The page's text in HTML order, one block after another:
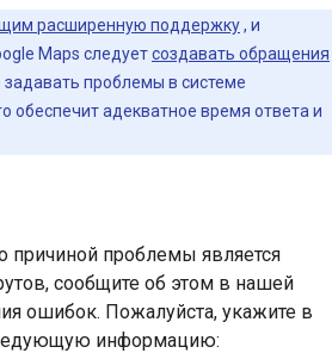
расширенную поддержку, и
Maps следуетсоздавать обращения
задавать проблемы в системе
обеспечит адекватное время ответа и
причиной проблемы является
сообщите об этом в нашей
ошибок. Пожалуйста, укажите в
информацию: